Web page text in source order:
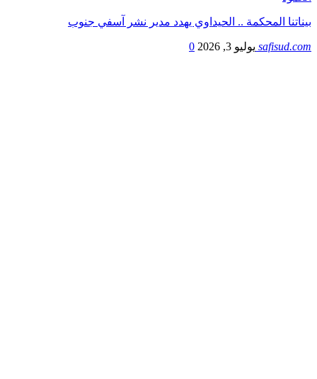
بيناتنا المحكمة .. الحيداوي يهدد مدير نشر آسفي جنوب
safisud.com يوليو 3, 2026 0